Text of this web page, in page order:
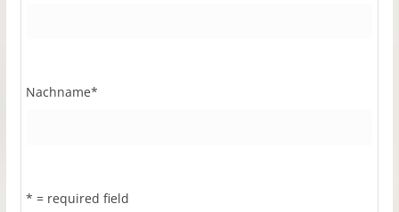
Nachname*
* = required field